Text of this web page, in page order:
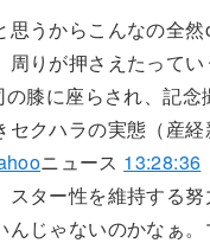
思うからこんなの全
周りが押さえたってい
膝に座らされ、記念
クハラの実態（産経
ニュース 13:28:36
スター性を維持する努
んじゃないのかなぁ。